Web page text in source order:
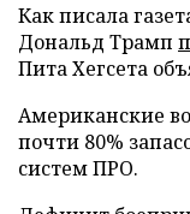
Как писала
Дональд Трамп
Пита Хегсета
Американские
почти 80%
систем ПРО.